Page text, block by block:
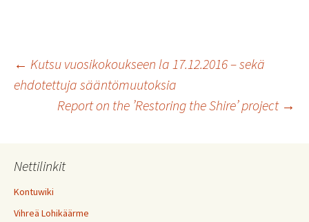
Artikkelien
selaus
← Kutsu vuosikokoukseen la 17.12.2016 – sekä
ehdotettuja sääntömuutoksia
Report on the ’Restoring the Shire’ project →
Nettilinkit
Kontuwiki
Vihreä Lohikäärme